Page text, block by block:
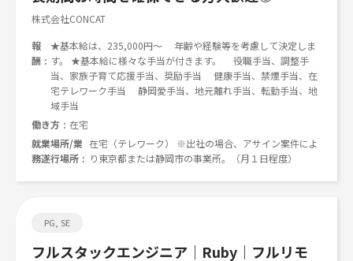
株式会社CONCAT
報
酬
★基本給は、235,000円～ 年齢や経験等を考慮して決定しま
す。 ★基本給に様々な手当が付きます。 役職手当、調整手
当、家族子育て応援手当、奨励手当 健康手当、禁煙手当、在
宅テレワーク手当 静岡愛手当、地元離れ手当、転勤手当、地
域手当
働き方
在宅
就業場所/業
務遂行場所
在宅（テレワーク） ※出社の場合、アサイン案件によ
り東京都または静岡市の事業所。（月１日程度）
PG, SE
フルスタックエンジニア｜Ruby｜フルリモ